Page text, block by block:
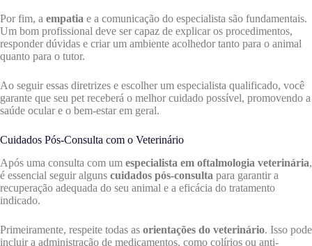
Por fim, a empatia e a comunicação do especialista são fundamentais.
Um bom profissional deve ser capaz de explicar os procedimentos,
responder dúvidas e criar um ambiente acolhedor tanto para o animal
quanto para o tutor.
Ao seguir essas diretrizes e escolher um especialista qualificado, você
garante que seu pet receberá o melhor cuidado possível, promovendo a
saúde ocular e o bem-estar em geral.
Cuidados Pós-Consulta com o Veterinário
Após uma consulta com um especialista em oftalmologia veterinária,
é essencial seguir alguns cuidados pós-consulta para garantir a
recuperação adequada do seu animal e a eficácia do tratamento
indicado.
Primeiramente, respeite todas as orientações do veterinário. Isso pode
incluir a administração de medicamentos, como colírios ou anti-